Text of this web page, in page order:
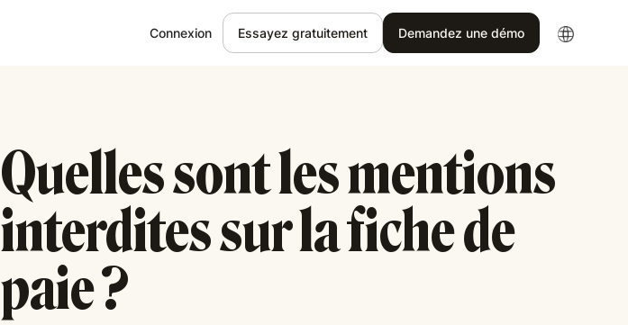
Connexion Essayez gratuitement Demandez une démo
Quelles sont les mentions
interdites sur la fiche de
paie ?